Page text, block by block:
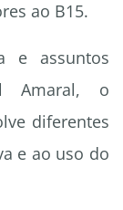
ao B15.
e assuntos
Amaral, o
diferentes
e ao uso do